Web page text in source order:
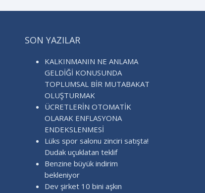
SON YAZILAR
KALKINMANIN NE ANLAMA
GELDİĞİ KONUSUNDA
TOPLUMSAL BİR MUTABAKAT
OLUŞTURMAK
ÜCRETLERİN OTOMATİK
OLARAK ENFLASYONA
ENDEKSLENMESİ
Lüks spor salonu zinciri satışta!
Dudak uçuklatan teklif
Benzine büyük indirim
bekleniyor
Dev şirket 10 bini aşkın